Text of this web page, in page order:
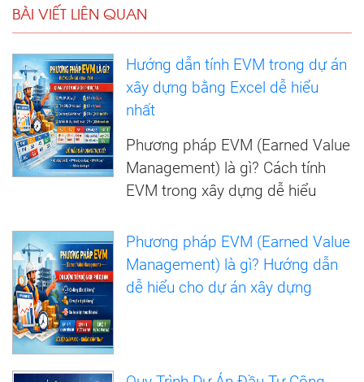
BÀI VIẾT LIÊN QUAN
Hướng dẫn tính EVM trong dự án
xây dựng bằng Excel dễ hiểu
nhất
Phương pháp EVM (Earned Value
Management) là gì? Cách tính
EVM trong xây dựng dễ hiểu
Phương pháp EVM (Earned Value
Management) là gì? Hướng dẫn
dễ hiểu cho dự án xây dựng